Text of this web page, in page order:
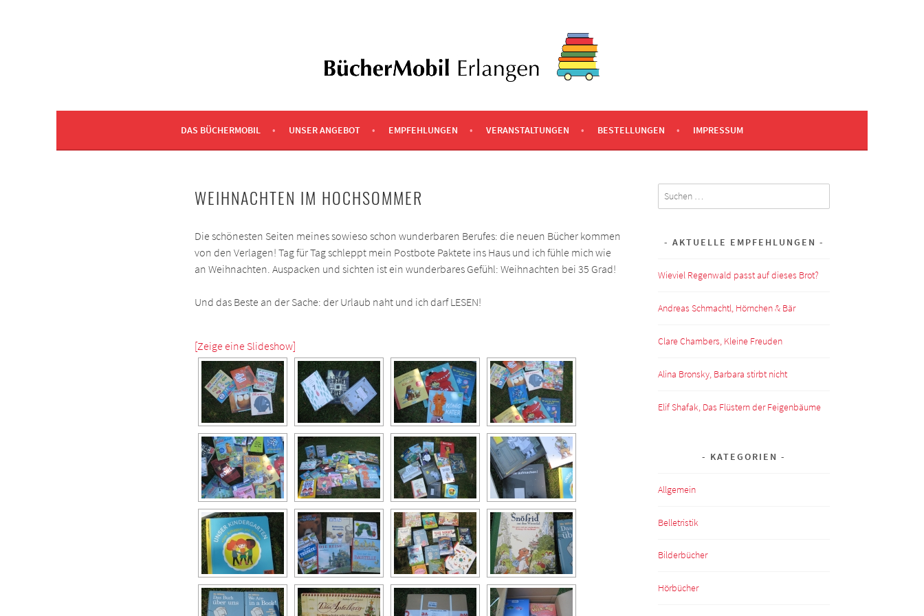
BÜCHERMOBIL ERLANGEN
DAS BÜCHERMOBIL UNSER ANGEBOT EMPFEHLUNGEN VERANSTALTUNGEN BESTELLUNGEN IMPRESSUM
WEIHNACHTEN IM HOCHSOMMER
Die schönesten Seiten meines sowieso schon wunderbaren Berufes: die neuen Bücher kommen
von den Verlagen! Tag für Tag schleppt mein Postbote Paktete ins Haus und ich fühle mich wie
an Weihnachten. Auspacken und sichten ist ein wunderbares Gefühl: Weihnachten bei 35 Grad!
Und das Beste an der Sache: der Urlaub naht und ich darf LESEN!
[Zeige eine Slideshow]
Suchen
nach:
AKTUELLE EMPFEHLUNGEN
Wieviel Regenwald passt auf dieses Brot?
Andreas Schmachtl, Hörnchen & Bär
Clare Chambers, Kleine Freuden
Alina Bronsky, Barbara stirbt nicht
Elif Shafak, Das Flüstern der Feigenbäume
KATEGORIEN
Allgemein
Belletristik
Bilderbücher
Hörbücher